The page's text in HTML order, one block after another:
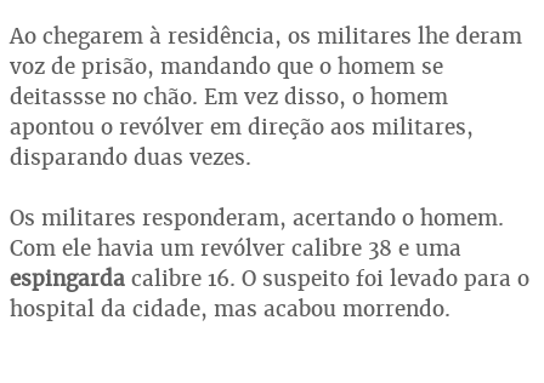
Ao chegarem à residência, os militares lhe deram
voz de prisão, mandando que o homem se
deitassse no chão. Em vez disso, o homem
apontou o revólver em direção aos militares,
disparando duas vezes.
Os militares responderam, acertando o homem.
Com ele havia um revólver calibre 38 e uma
espingarda calibre 16. O suspeito foi levado para o
hospital da cidade, mas acabou morrendo.